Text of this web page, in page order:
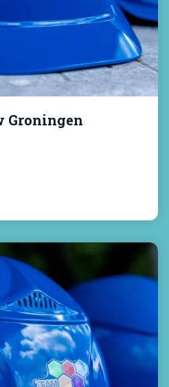
Groningen